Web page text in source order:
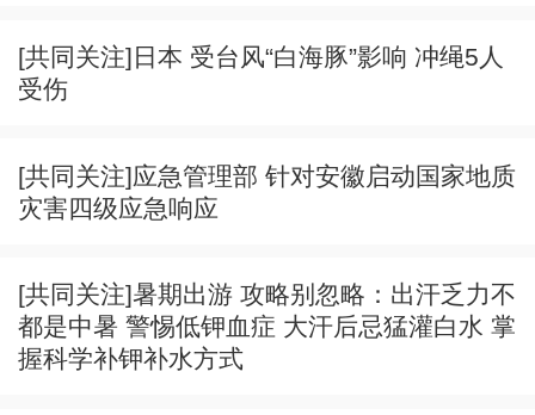
掃一掃下載 掃一掃關注 掃一掃關注
[共同关注]日本 受台风“白海豚”影响 冲绳5人
受伤
[共同关注]应急管理部 针对安徽启动国家地质
灾害四级应急响应
[共同关注]暑期出游 攻略别忽略：出汗乏力不
都是中暑 警惕低钾血症 大汗后忌猛灌白水 掌
握科学补钾补水方式